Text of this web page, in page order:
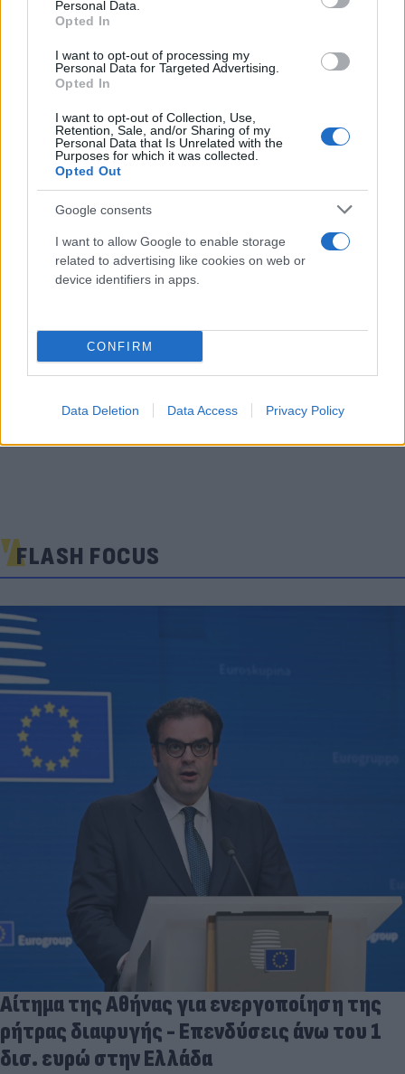
Personal Data.
Opted In
I want to opt-out of processing my
Personal Data for Targeted Advertising.
Opted In
I want to opt-out of Collection, Use,
Retention, Sale, and/or Sharing of my
Personal Data that Is Unrelated with the
Purposes for which it was collected.
Opted Out
Google consents
I want to allow Google to enable storage
related to advertising like cookies on web or
device identifiers in apps.
CONFIRM
Data Deletion Data Access Privacy Policy
FLASH FOCUS
Αίτημα της Αθήνας για ενεργοποίηση της
ρήτρας διαφυγής - Επενδύσεις άνω του 1
δισ. ευρώ στην Ελλάδα